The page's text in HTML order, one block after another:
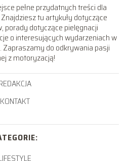
pełne przydatnych treści dla
tu artykuły dotyczące
porady dotyczące pielęgnacji
o interesujących wydarzeniach w
do odkrywania pasji
z motoryzacją!
KONTAKT